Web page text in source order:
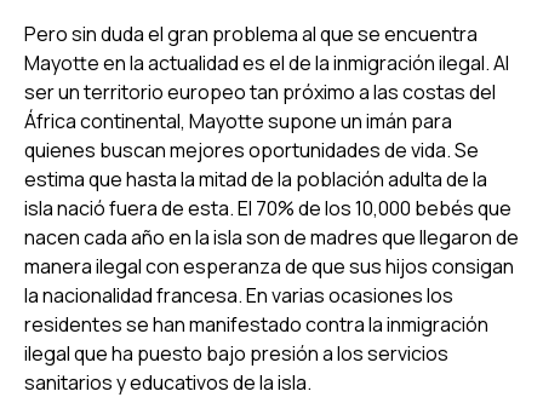
Pero sin duda el gran problema al que se encuentra
Mayotte en la actualidad es el de la inmigración ilegal. Al
ser un territorio europeo tan próximo a las costas del
África continental, Mayotte supone un imán para
quienes buscan mejores oportunidades de vida. Se
estima que hasta la mitad de la población adulta de la
isla nació fuera de esta. El 70% de los 10,000 bebés que
nacen cada año en la isla son de madres que llegaron de
manera ilegal con esperanza de que sus hijos consigan
la nacionalidad francesa. En varias ocasiones los
residentes se han manifestado contra la inmigración
ilegal que ha puesto bajo presión a los servicios
sanitarios y educativos de la isla.